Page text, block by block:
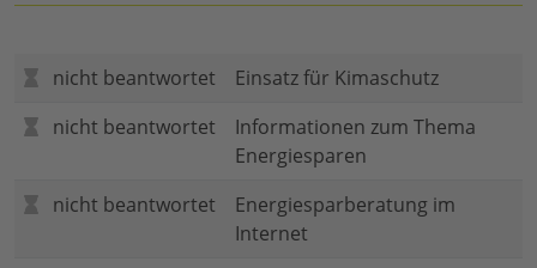
nicht beantwortet
Einsatz für Kimaschutz
nicht beantwortet
Informationen zum Thema
Energiesparen
nicht beantwortet
Energiesparberatung im
Internet